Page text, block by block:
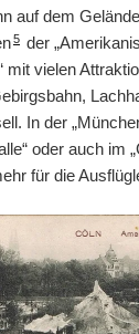
auf dem
5 der
mit vielen
In der
oder auch im
für die